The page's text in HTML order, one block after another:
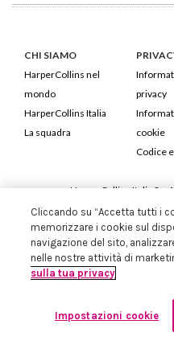
CHI SIAMO
HarperCollins nel
mondo
HarperCollins Italia
La squadra
privacy
cookie
Codice
HarperCollins Italia
Cod. Fiscale e P.IVA
Iscritta in Milano al Registro
Cliccando su “Accetta tutti i
memorizzare i cookie sul
navigazione del sito,
nelle nostre attività di
sulla tua privacy
Impostazioni cookie